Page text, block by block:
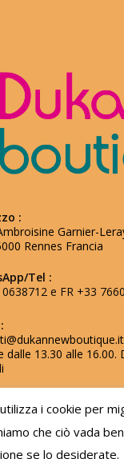
:
Garnier-
Rennes Francia
Tel :
e FR +33
dalle 13.30 alle 16.00.
i cookie per
che ciò vada
se lo desiderate.